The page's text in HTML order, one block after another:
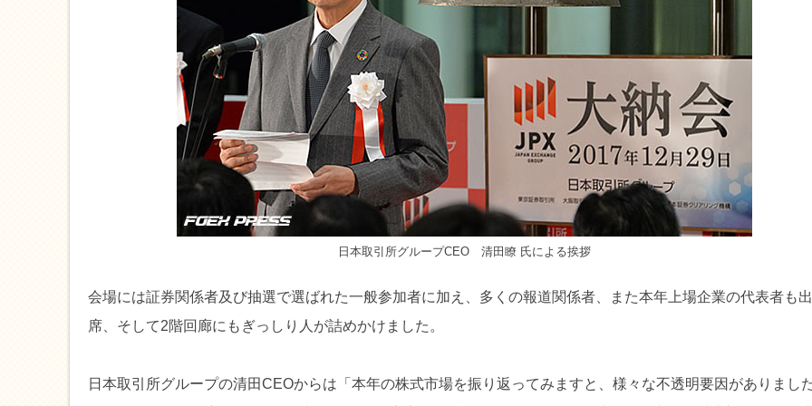
日本取引所グループCEO 清田瞭 氏による挨拶
会場には証券関係者及び抽選で選ばれた一般参加者に加え、多くの報道関係者、また本年上場企業の代表者も出
席、そして2階回廊にもぎっしり人が詰めかけました。
日本取引所グループの清田CEOからは「本年の株式市場を振り返ってみますと、様々な不透明要因がありまし